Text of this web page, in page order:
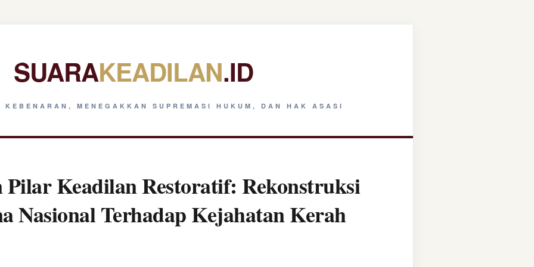
SUARAKEADILAN.ID
KEBENARAN, MENEGAKKAN SUPREMASI HUKUM, DAN HAK ASASI
Pilar Keadilan Restoratif: Rekonstruksi
Nasional Terhadap Kejahatan Kerah